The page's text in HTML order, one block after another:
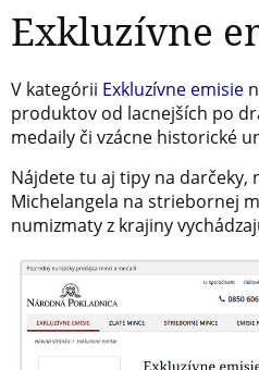
Exkluzívne
V kategórii Exkluzívne emisie
produktov od lacnejších po
medaily či vzácne historické
Nájdete tu aj tipy na darčeky,
Michelangela na striebornej
numizmaty z krajiny